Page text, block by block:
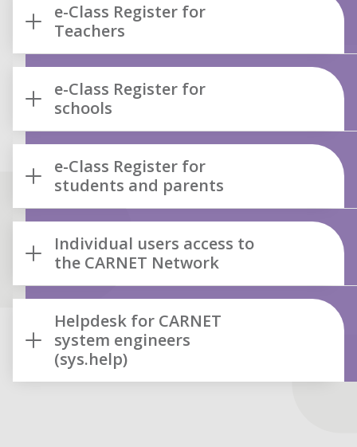
e-Class Register for
Teachers
e-Class Register for
schools
e-Class Register for
students and parents
Individual users access to
the CARNET Network
Helpdesk for CARNET
system engineers
(sys.help)